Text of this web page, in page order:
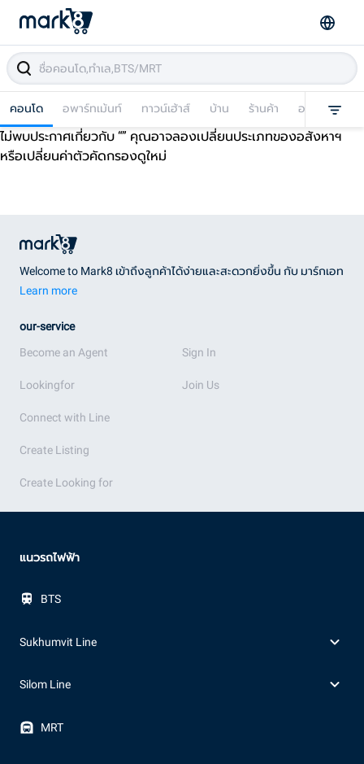
คอนโด อพาร์ทเม้นท์ ทาวน์เฮ้าส์ บ้าน ร้านค้า อาคารพาณิช
ไม่พบประกาศเกี่ยวกับ “” คุณอาจลองเปลี่ยนประเภทของอสังหาฯ
หรือเปลี่ยนค่าตัวคัดกรองดูใหม่
Welcome to Mark8 เข้าถึงลูกค้าได้ง่ายและสะดวกยิ่งขึ้น กับ มาร์กเอท
Learn more
our-service
Become an Agent
Lookingfor
Connect with Line
Create Listing
Create Looking for
Sign In
Join Us
แนวรถไฟฟ้า
BTS
Sukhumvit Line
Silom Line
MRT